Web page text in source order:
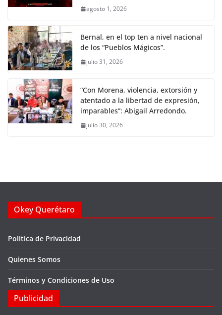
agosto 1, 2026
Bernal, en el top ten a nivel nacional
de los “Pueblos Mágicos”.
julio 31, 2026
“Con Morena, violencia, extorsión y
atentado a la libertad de expresión,
imparables”: Abigail Arredondo.
julio 30, 2026
Okey Querétaro
Política de Privacidad
Quienes Somos
Términos y Condiciones de Uso
Publicidad